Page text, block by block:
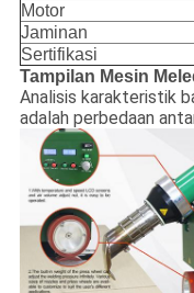
Motor
Jaminan
Sertifikasi
Tampilan Mesin
Analisis karakteristik
adalah perbedaan